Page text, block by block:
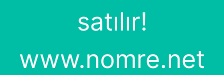
satılır!
www.nomre.net